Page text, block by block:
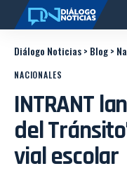
Diálogo Noticias> Blog>
NACIONALES
INTRANT
del
vial escolar